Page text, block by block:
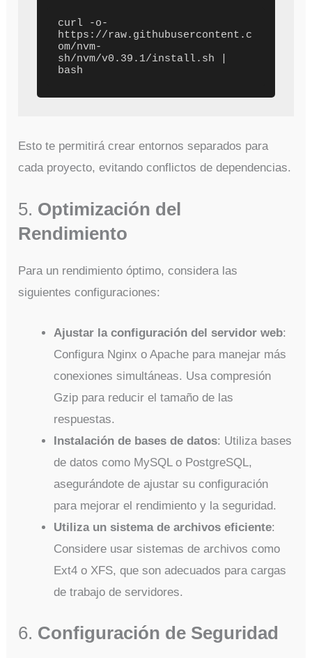
curl -o-
https://raw.githubusercontent.c
om/nvm-
sh/nvm/v0.39.1/install.sh |
bash
Esto te permitirá crear entornos separados para
cada proyecto, evitando conflictos de dependencias.
5. Optimización del
Rendimiento
Para un rendimiento óptimo, considera las
siguientes configuraciones:
Ajustar la configuración del servidor web:
Configura Nginx o Apache para manejar más
conexiones simultáneas. Usa compresión
Gzip para reducir el tamaño de las
respuestas.
Instalación de bases de datos: Utiliza bases
de datos como MySQL o PostgreSQL,
asegurándote de ajustar su configuración
para mejorar el rendimiento y la seguridad.
Utiliza un sistema de archivos eficiente:
Considere usar sistemas de archivos como
Ext4 o XFS, que son adecuados para cargas
de trabajo de servidores.
6. Configuración de Seguridad